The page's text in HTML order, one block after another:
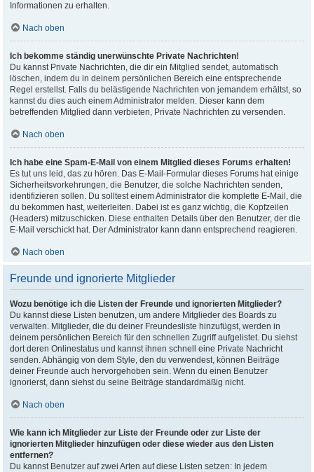
Informationen zu erhalten.
Nach oben
Ich bekomme ständig unerwünschte Private Nachrichten!
Du kannst Private Nachrichten, die dir ein Mitglied sendet, automatisch
löschen, indem du in deinem persönlichen Bereich eine entsprechende
Regel erstellst. Falls du belästigende Nachrichten von jemandem erhältst, so
kannst du dies auch einem Administrator melden. Dieser kann dem
betreffenden Mitglied dann verbieten, Private Nachrichten zu versenden.
Nach oben
Ich habe eine Spam-E-Mail von einem Mitglied dieses Forums erhalten!
Es tut uns leid, das zu hören. Das E-Mail-Formular dieses Forums hat einige
Sicherheitsvorkehrungen, die Benutzer, die solche Nachrichten senden,
identifizieren sollen. Du solltest einem Administrator die komplette E-Mail, die
du bekommen hast, weiterleiten. Dabei ist es ganz wichtig, die Kopfzeilen
(Headers) mitzuschicken. Diese enthalten Details über den Benutzer, der die
E-Mail verschickt hat. Der Administrator kann dann entsprechend reagieren.
Nach oben
Freunde und ignorierte Mitglieder
Wozu benötige ich die Listen der Freunde und ignorierten Mitglieder?
Du kannst diese Listen benutzen, um andere Mitglieder des Boards zu
verwalten. Mitglieder, die du deiner Freundesliste hinzufügst, werden in
deinem persönlichen Bereich für den schnellen Zugriff aufgelistet. Du siehst
dort deren Onlinestatus und kannst ihnen schnell eine Private Nachricht
senden. Abhängig von dem Style, den du verwendest, können Beiträge
deiner Freunde auch hervorgehoben sein. Wenn du einen Benutzer
ignorierst, dann siehst du seine Beiträge standardmäßig nicht.
Nach oben
Wie kann ich Mitglieder zur Liste der Freunde oder zur Liste der
ignorierten Mitglieder hinzufügen oder diese wieder aus den Listen
entfernen?
Du kannst Benutzer auf zwei Arten auf diese Listen setzen: In jedem